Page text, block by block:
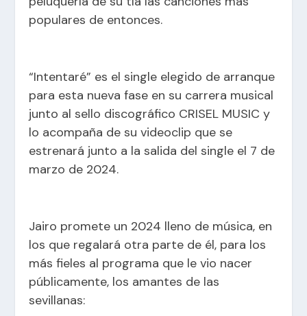
populares de entonces.
“Intentaré” es el single elegido de arranque
para esta nueva fase en su carrera musical
junto al sello discográfico CRISEL MUSIC y
lo acompaña de su videoclip que se
estrenará junto a la salida del single el 7 de
marzo de 2024.
Jairo promete un 2024 lleno de música, en
los que regalará otra parte de él, para los
más fieles al programa que le vio nacer
públicamente, los amantes de las
sevillanas: